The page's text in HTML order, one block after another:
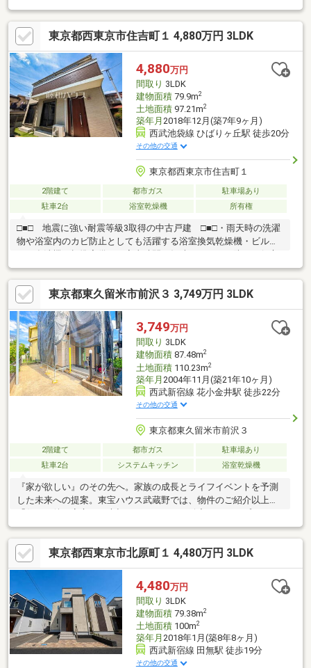
せ。ご条件など何も決まっていなくても大丈夫です。まずはお客
様の【夢】や【理想】をお聞かせ下さい。「行って良かった！会
って良かった！そして楽しかった！」と思って頂けるようスタッ
フ一同【夢に！人に！住まいに本気です！！】【資料請求】又は
【見学予約】ボタンをクリック又は東宝ハウス武蔵野【フリーダ
イヤル:0120-130-510】までお気軽にご連絡下さいませ。
東京都西東京市住吉町１ 4,880万円 3LDK
4,880万円
間取り 3LDK
建物面積79.9m2
土地面積97.21m2
築年月 2018年12月(築7年9ヶ月)
西武池袋線 ひばりヶ丘駅 徒歩20分
その他の交通
東京都西東京市住吉町１
2階建て 都市ガス
駐車場あり
駐車2台
浴室乾燥機 所有権
□■□ 地震に強い耐震等級3取得の中古戸建 □■□・雨天時の洗濯
物や浴室内のカビ防止としても活躍する浴室換気乾燥機・ビルト
つTVモニター付インターフォン ・床下には収納スペースも確保。
収納豊富な住まい・屋外物置付2026年6月新規リフォーム完了
済・クロス新規交換（2F天井除く）・全室照明新規交換・エアコ
ン3台新規設置・メールボックス新規交換Life information☆彡・
西東京市立谷戸第二小学校まで約423m・西東京市立田無第二中学
校まで約180m
東京都東久留米市前沢３ 3,749万円 3LDK
3,749万円
間取り 3LDK
建物面積87.48m2
土地面積110.23m2
築年月 2004年11月(築21年10ヶ月)
西武新宿線 花小金井駅 徒歩22分
その他の交通
東京都東久留米市前沢３
2階建て 都市ガス
駐車場あり
駐車2台
システムキッチン 浴室乾燥機
『家が欲しい』のその先へ。家族の成長とライフイベントを予測
した未来への提案。東宝ハウス武蔵野では、物件のご紹介以上に
ングで、お子様の教育費や老後資金まで見据えた最適な予算をご
提案。最新の住宅ローン動向に基づき「がん100％保障」や「50
年ローン」など、最適な銀行選びを徹底サポート。未来の自分に
感謝される住まい探しをご一緒に。先ずはお客様の「夢」や「理
想」をお聞かせ下さい。ご条件など何も決まっていなくても大丈
夫です。「行って良かった！会って良かった！」と、思って頂け
ますようスタッフ一同、夢に！人に！住まいに本気です！！
東京都西東京市北原町１ 4,480万円 3LDK
4,480万円
間取り 3LDK
建物面積79.38m2
土地面積100m2
築年月 2018年1月(築8年8ヶ月)
西武新宿線 田無駅 徒歩19分
その他の交通